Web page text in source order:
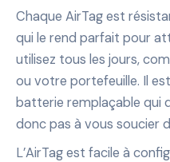
Chaque AirTag est
qui le rend parfait pour
utilisez tous les jours,
ou votre portefeuille. Il
batterie remplaçable qui
donc pas à vous soucier
L’AirTag est facile à